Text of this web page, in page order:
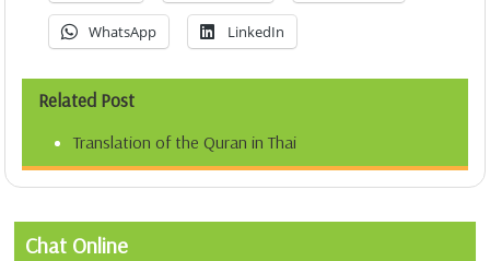
WhatsApp LinkedIn
Related Post
Translation of the Quran in Thai
Chat Online